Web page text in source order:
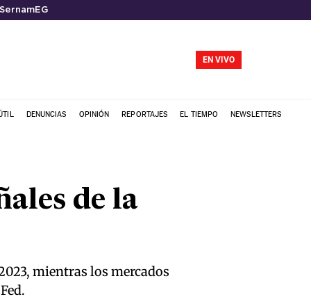
SernamEG
EN VIVO
DENUNCIAS OPINIÓN REPORTAJES EL TIEMPO NEWSLETTERS
de la
mientras los mercados